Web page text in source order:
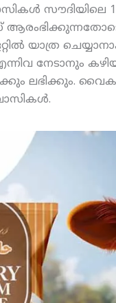
സൗദിയിലെ
യാത്ര
നേടാനും
ലഭിക്കും.